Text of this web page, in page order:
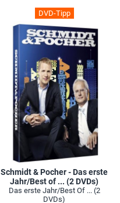
DVD-Tipp
Schmidt & Pocher - Das erste
Jahr/Best of ... (2 DVDs)
Das erste Jahr/Best Of ... (2
DVDs)